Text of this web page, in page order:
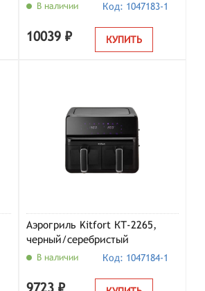
В наличии Код: 1047183-1
10039 ₽ КУПИТЬ
Аэрогриль Kitfort КТ-2265,
черный/серебристый
В наличии Код: 1047184-1
9723 ₽